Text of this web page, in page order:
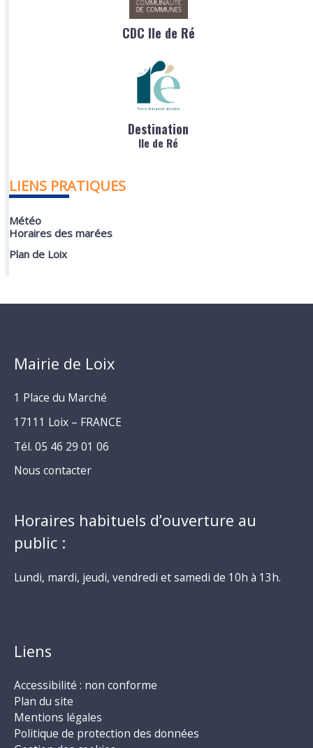
CDC Ile de Ré
Destination
Ile de Ré
LIENS PRATIQUES
Météo
Horaires des marées
Plan de Loix
Mairie de Loix
1 Place du Marché
17111 Loix – FRANCE
Tél. 05 46 29 01 06
Nous contacter
Horaires habituels d’ouverture au
public :
Lundi, mardi, jeudi, vendredi et samedi de 10h à 13h.
Liens
Accessibilité : non conforme
Plan du site
Mentions légales
Politique de protection des données